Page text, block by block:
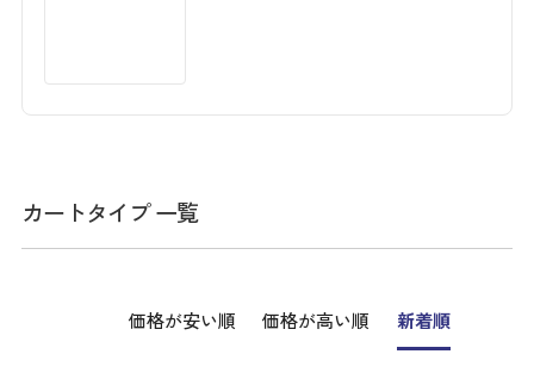
カートタイプ 一覧
価格が安い順 価格が高い順 新着順